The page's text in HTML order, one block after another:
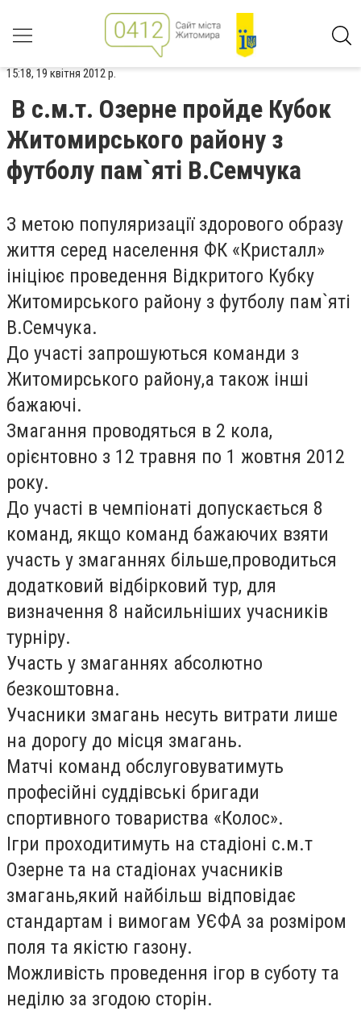
15:18, 19 квітня 2012 р.
В с.м.т. Озерне пройде Кубок
Житомирського району з
футболу пам`яті В.Семчука
З метою популяризації здорового образу
життя серед населення ФК «Кристалл»
ініціює проведення Відкритого Кубку
Житомирського району з футболу пам`яті
В.Семчука.
До участі запрошуються команди з
Житомирського району,а також інші
бажаючі.
Змагання проводяться в 2 кола,
орієнтовно з 12 травня по 1 жовтня 2012
року.
До участі в чемпіонаті допускається 8
команд, якщо команд бажаючих взяти
участь у змаганнях більше,проводиться
додатковий відбірковий тур, для
визначення 8 найсильніших учасників
турніру.
Участь у змаганнях абсолютно
безкоштовна.
Учасники змагань несуть витрати лише
на дорогу до місця змагань.
Матчі команд обслуговуватимуть
професійні суддівські бригади
спортивного товариства «Колос».
Ігри проходитимуть на стадіоні с.м.т
Озерне та на стадіонах учасників
змагань,який найбільш відповідає
стандартам і вимогам УЄФА за розміром
поля та якістю газону.
Можливість проведення ігор в суботу та
неділю за згодою сторін.